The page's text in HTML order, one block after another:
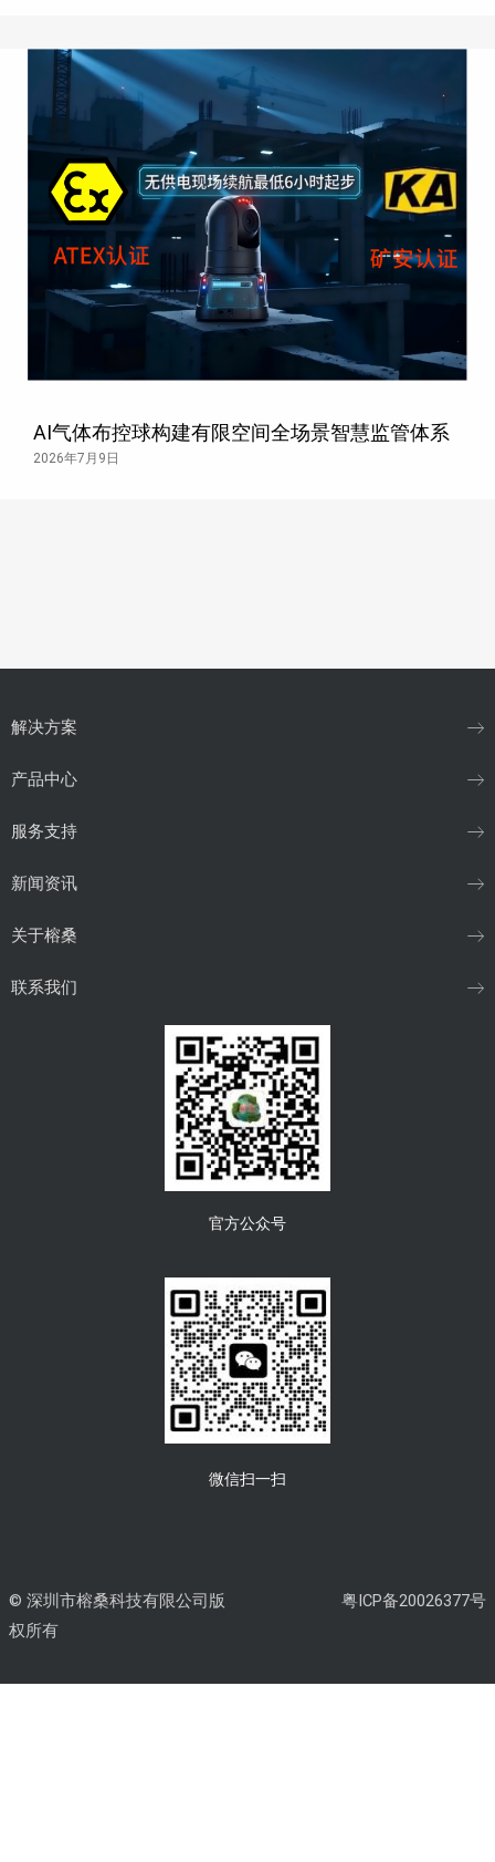
AI气体布控球构建有限空间全场景智慧监管体系
2026年7月9日
解决方案
产品中心
服务支持
新闻资讯
关于榕桑
联系我们
官方公众号
微信扫一扫
© 深圳市榕桑科技有限公司版
权所有
粤ICP备20026377号